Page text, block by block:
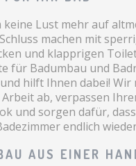
keine Lust mehr auf
machen mit
und klapprigen
für Badumbau und
hilft Ihnen dabei! Wir
ab, verpassen
und sorgen dafür,
endlich
AUS EINER